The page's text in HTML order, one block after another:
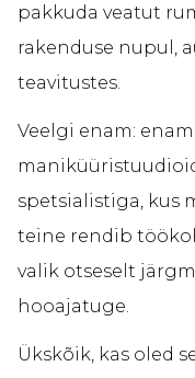
pakkuda veatut
rakenduse nupul,
teavitustes.
Veelgi enam:
spetsialistiga, kus
teine rendib
valik otseselt
hooajatuge.
Ükskõik, kas oled